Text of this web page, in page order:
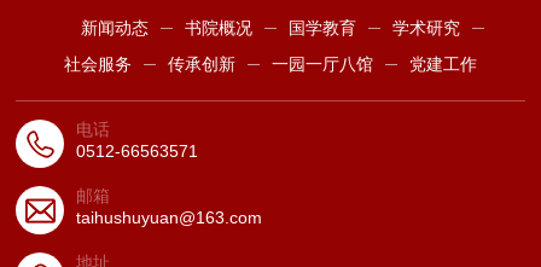
新闻动态 书院概况 国学教育
学术研究
社会服务
传承创新 一园一厅八馆 党建工作
电话
0512-66563571
邮箱
taihushuyuan@163.com
地址